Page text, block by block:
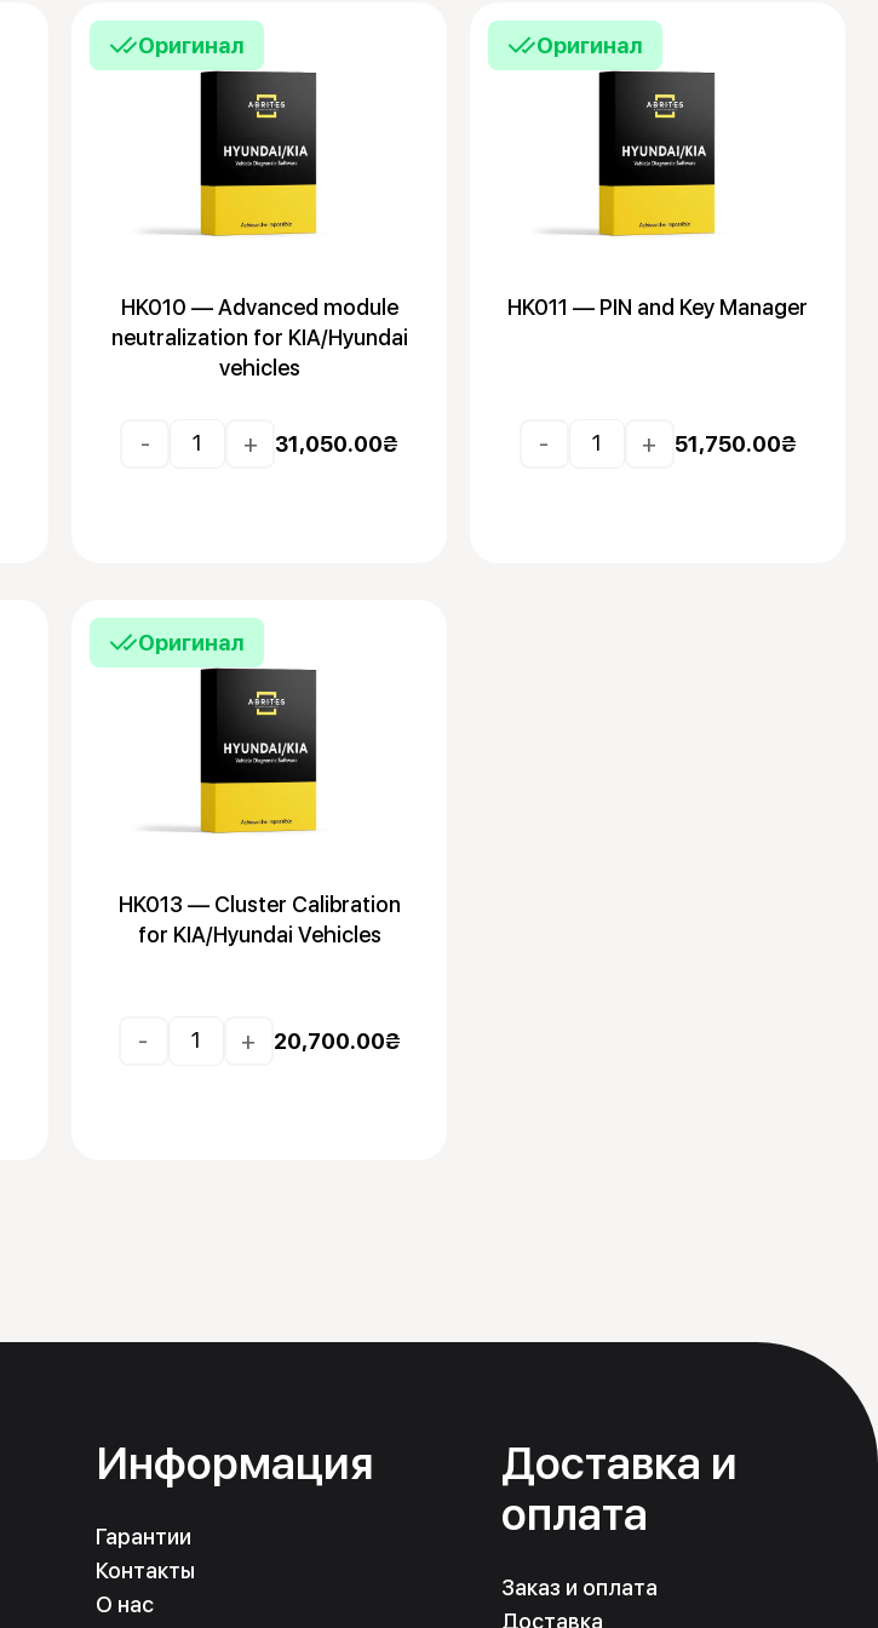
HK010 — Advanced module
neutralization for KIA/Hyundai
vehicles
- + 31,050.00₴
Оригинал
HK011 — PIN and Key Manager
- + 51,750.00₴
Оригинал
HK013 — Cluster Calibration
for KIA/Hyundai Vehicles
- + 20,700.00₴
Оригинал
Информация
Гарантии
Контакты
О нас
Доставка и
оплата
Заказ и оплата
Доставка